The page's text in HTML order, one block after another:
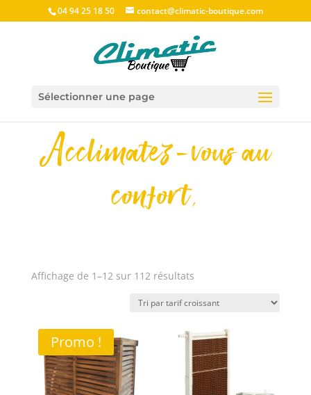
04 94 25 18 50 contact@climatic-boutique.com
Sélectionner une page
Acclimatez-vous au
confort.
Affichage de 1–12 sur 112 résultatsTrié
prix
Promo !